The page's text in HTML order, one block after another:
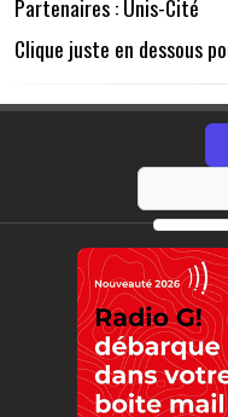
Partenaires : Unis-Cité
Clique juste en dessous